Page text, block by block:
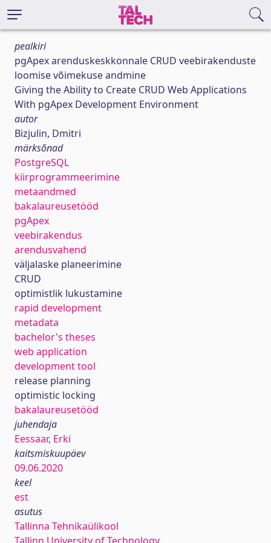
pealkiri
pgApex arenduskeskkonnale CRUD veebirakenduste
loomise võimekuse andmine
Giving the Ability to Create CRUD Web Applications
With pgApex Development Environment
autor
Bizjulin, Dmitri
märksõnad
PostgreSQL
kiirprogrammeerimine
metaandmed
bakalaureusetööd
pgApex
veebirakendus
arendusvahend
väljalaske planeerimine
CRUD
optimistlik lukustamine
rapid development
metadata
bachelor's theses
web application
development tool
release planning
optimistic locking
bakalaureusetööd
juhendaja
Eessaar, Erki
kaitsmiskuupäev
09.06.2020
keel
est
asutus
Tallinna Tehnikaülikool